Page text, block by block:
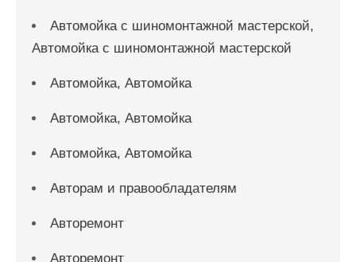
Автомойка с шиномонтажной мастерской,
Автомойка с шиномонтажной мастерской
Автомойка, Автомойка
Автомойка, Автомойка
Автомойка, Автомойка
Авторам и правообладателям
Авторемонт
Авторемонт